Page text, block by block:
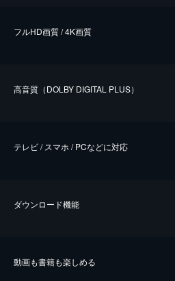
フルHD画質 / 4K画質
⾼⾳質（DOLBY DIGITAL PLUS）
テレビ / スマホ / PCなどに対応
ダウンロード機能
動画も書籍も楽しめる